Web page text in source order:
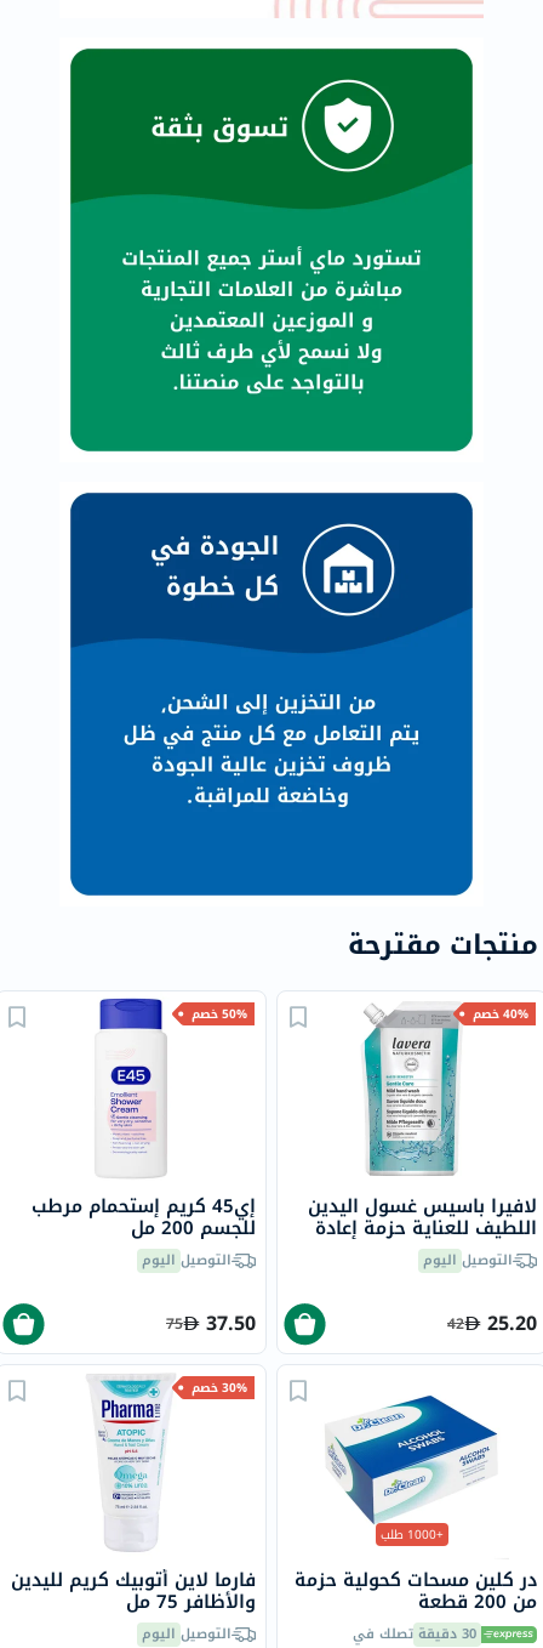
منتجات مقترحة
40% خصم
لافيرا باسيس غسول اليدين
اللطيف للعناية حزمة إعادة
تعبئة 500 ملالتوصيل اليوم
25.20
42
50% خصم
إي45 كريم إستحمام مرطب
للجسم 200 مل
التوصيل اليوم
37.50
75
+1000 طلب
در كلين مسحات كحولية حزمة
من 200 قطعة
30 دقيقة تصلك في
30% خصم
فارما لاين أتوبيك كريم لليدين
والأظافر 75 مل
التوصيل اليوم